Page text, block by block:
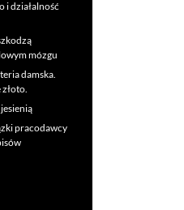
i działalność
mózgu
damska.
pracodawcy